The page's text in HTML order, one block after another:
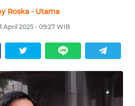
Roska - Utama
April 2025 - 09:27 WIB